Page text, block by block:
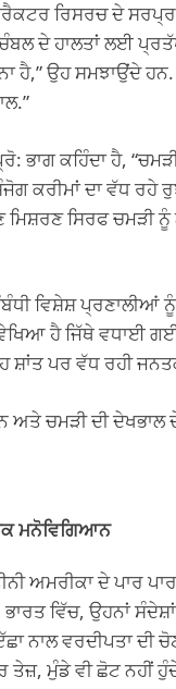
ਰਿਸਰਚ ਦੇ
ਦੇ ਹਾਲਤਾਂ ਲਈ
ਹੈ,” ਉਹ ਸਮਝਾਉਂਦੇ
ਭਾਗ ਕਹਿੰਦਾ ਹੈ,
ਕਰੀਮਾਂ ਦਾ ਵੱਧ
ਮਿਸ਼ਰਣ ਸਿਰਫ ਚਮੜੀ
ਵਿਸ਼ੇਸ਼ ਪ੍ਰਣਾਲੀਆਂ ਨੂੰ
ਵੇਖਿਆ ਹੈ ਜਿੱਥੇ
ਸ਼ਾਂਤ ਪਰ ਵੱਧ ਰਹੀ
ਅਤੇ ਚਮੜੀ ਦੀ
ਮਨੋਵਿਗਿਆਨ
ਅਮਰੀਕਾ ਦੇ ਪਾਰ
ਵਿੱਚ, ਉਹਨਾਂ
ਨਾਲ ਵਰਦੀਪਤਾ ਦੀ
ਮੁੰਡੇ ਵੀ ਛੋਟ ਨਹੀਂ